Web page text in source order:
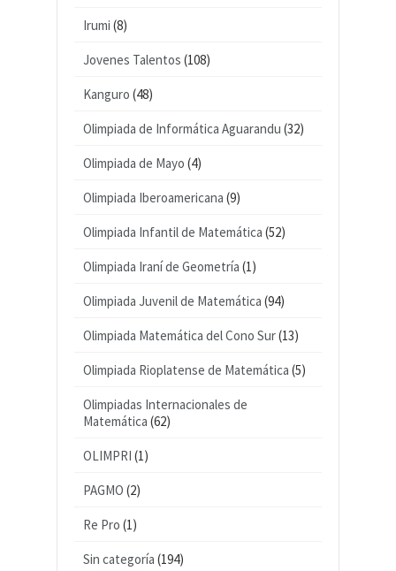
Irumi (8)
Jovenes Talentos (108)
Kanguro (48)
Olimpiada de Informática Aguarandu (32)
Olimpiada de Mayo (4)
Olimpiada Iberoamericana (9)
Olimpiada Infantil de Matemática (52)
Olimpiada Iraní de Geometría (1)
Olimpiada Juvenil de Matemática (94)
Olimpiada Matemática del Cono Sur(13)
Olimpiada Rioplatense de Matemática (5)
Olimpiadas Internacionales de
Matemática (62)
OLIMPRI (1)
PAGMO (2)
Re Pro (1)
Sin categoría (194)